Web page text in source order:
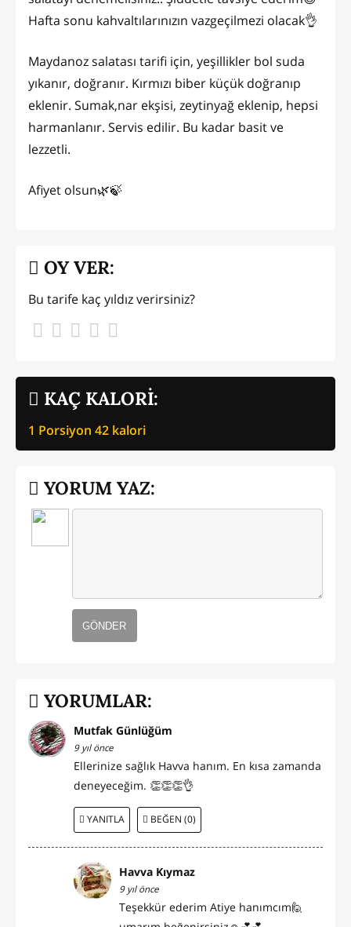
Hafta sonu kahvaltılarınızın vazgeçilmezi olacak👌
Maydanoz salatası tarifi için, yeşillikler bol suda
yıkanır, doğranır. Kırmızı biber küçük doğranıp
eklenir. Sumak,nar ekşisi, zeytinyağ eklenip, hepsi
harmanlanır. Servis edilir. Bu kadar basit ve
lezzetli.
Afiyet olsun🌿🍃
KAÇ KALORİ:
1 Porsiyon 42 kalori
OY VER:
Bu tarife kaç yıldız verirsiniz?
YORUM YAZ:
GÖNDER
YORUMLAR:
Mutfak Günlüğüm
9 yıl önce
Ellerinize sağlık Havva hanım. En kısa zamanda
deneyeceğim. 👏👏👏👌
YANITLA BEĞEN (0)
Havva Kıymaz
9 yıl önce
Teşekkür ederim Atiye hanımcım🙋